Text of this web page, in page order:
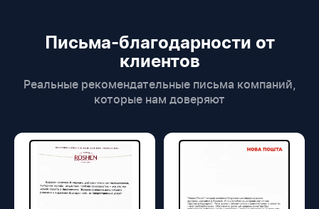
Письма-благодарности от
клиентов
Реальные рекомендательные письма компаний,
которые нам доверяют